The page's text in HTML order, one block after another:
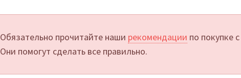
Обязательно прочитайте наши рекомендации по покупке
Они помогут сделать все правильно.